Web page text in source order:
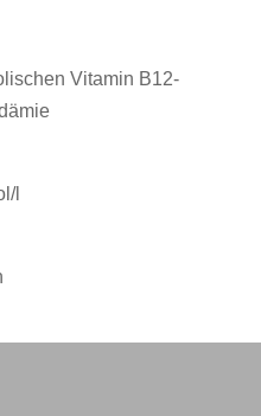
Vitamin B12-
l